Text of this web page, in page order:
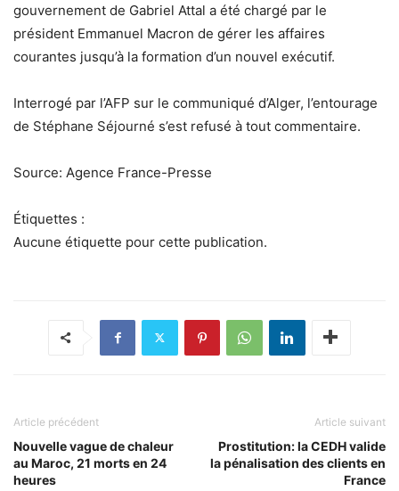
gouvernement de Gabriel Attal a été chargé par le
président Emmanuel Macron de gérer les affaires
courantes jusqu’à la formation d’un nouvel exécutif.
Interrogé par l’AFP sur le communiqué d’Alger, l’entourage
de Stéphane Séjourné s’est refusé à tout commentaire.
Source: Agence France-Presse
Étiquettes :
Aucune étiquette pour cette publication.
Article précédent
Nouvelle vague de chaleur
au Maroc, 21 morts en 24
heures
Article suivant
Prostitution: la CEDH valide
la pénalisation des clients en
France